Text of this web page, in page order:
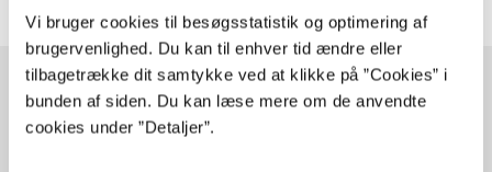
Vi bruger cookies til besøgsstatistik og optimering af
brugervenlighed. Du kan til enhver tid ændre eller
tilbagetrække dit samtykke ved at klikke på ”Cookies” i
bunden af siden. Du kan læse mere om de anvendte
cookies under ”Detaljer”.
Artikler med samme emner